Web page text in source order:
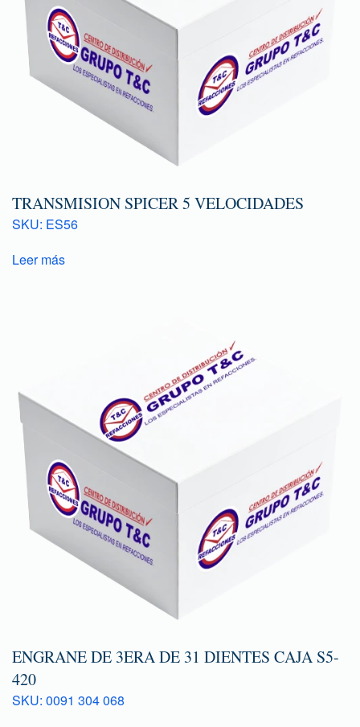
TRANSMISION SPICER 5 VELOCIDADES
SKU: ES56
Leer más
ENGRANE DE 3ERA DE 31 DIENTES CAJA S5-
420
SKU: 0091 304 068